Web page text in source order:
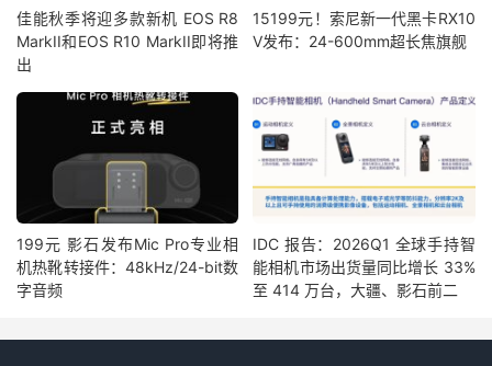
佳能秋季将迎多款新机 EOS R8
MarkII和EOS R10 MarkII即将推
出
15199元！索尼新一代黑卡RX10
V发布：24-600mm超长焦旗舰
199元 影石发布Mic Pro专业相
机热靴转接件：48kHz/24-bit数
字音频
IDC 报告：2026Q1 全球手持智
能相机市场出货量同比增长 33%
至 414 万台，大疆、影石前二